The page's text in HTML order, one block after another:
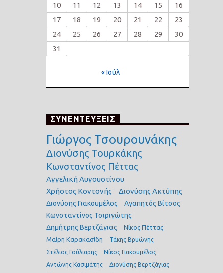
10
11 12 13 14 15
16
17
18 19 20 21 22
23
24
25 26 27 28 29
30
31
« Ιούλ
ΣΥΝΕΝΤΕΥΞΕΙΣ
Γιώργος Τσουρουνάκης
Διονύσης Τουρκάκης
Κωνσταντίνος Πέττας
Αγγελική Αυγουστίνου
Χρήστος Κοντονής
Διονύσης Ακτύπης
Διονύσης Γιακουμέλος
Αγαπητός Βίτσος
Κωνσταντίνος Τσιριγώτης
Δημήτρης Βερτζάγιας
Νίκος Πέττας
Μαίρη Καρακασίδη
Τάκης Βρυώνης
Στέλιος Γούλιαρης
Νίκος Γιακουμέλος
Αντώνης Κασιμάτης
Διονύσης Βερτζάγιας